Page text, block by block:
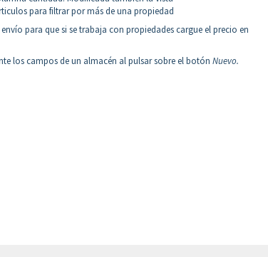
para filtrar por más de una propiedad
para que si se trabaja con propiedades cargue el precio en
los campos de un almacén al pulsar sobre el botón Nuevo.